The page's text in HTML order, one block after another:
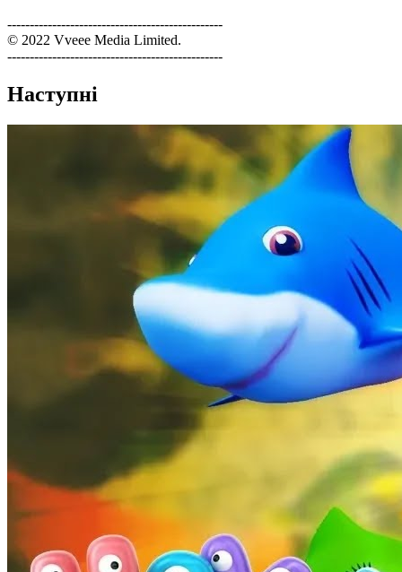
------------------------------------------------
© 2022 Vveee Media Limited.
------------------------------------------------
Наступні